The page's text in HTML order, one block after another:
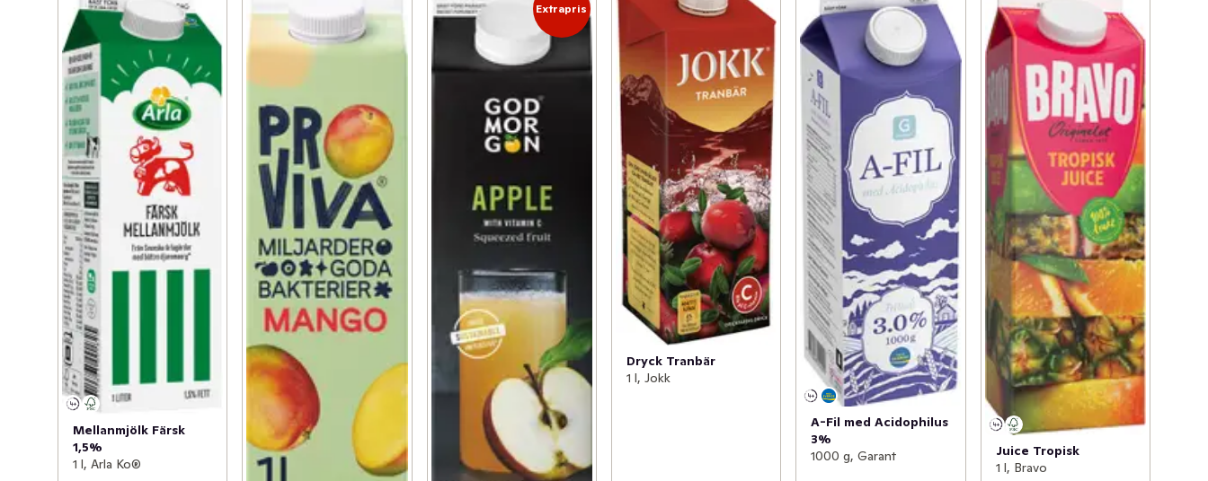
Mellanmjölk Färsk
1,5%
1 l, Arla Ko®
Extrapris
Dryck Tranbär
1 l, Jokk
A-Fil med Acidophilus
3%
1000 g, Garant
Juice Tropisk
1 l, Bravo